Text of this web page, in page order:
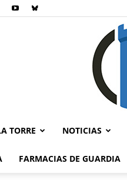
TORRE NOTICIAS
FARMACIAS DE GUARDIA